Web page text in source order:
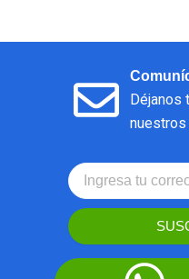
Déjanos